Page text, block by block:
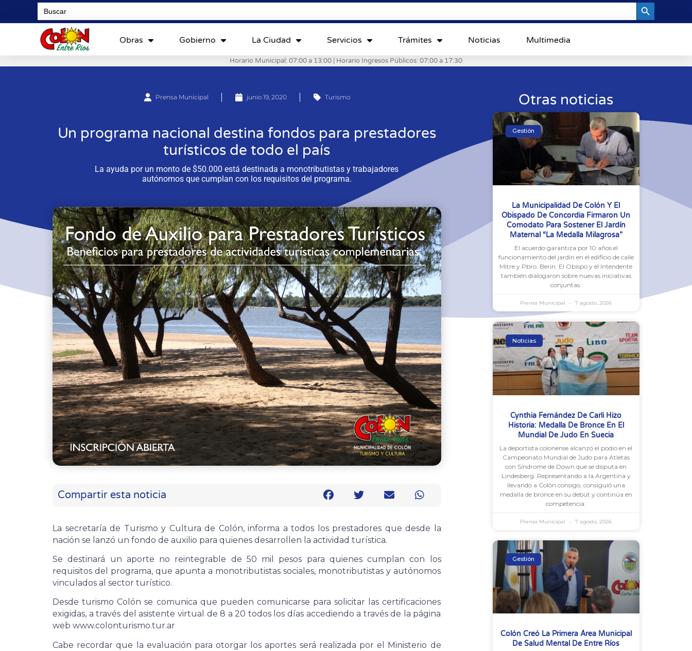
Search
for:
Obras Gobierno La Ciudad Servicios Trámites Noticias Multimedia
Horario Municipal: 07:00 a 13:00 | Horario Ingresos Públicos: 07:00 a 17:30
Prensa Municipal junio 19, 2020 Turismo
Un programa nacional destina fondos para prestadores
turísticos de todo el país
La ayuda por un monto de $50.000 está destinada a monotributistas y trabajadores
autónomos que cumplan con los requisitos del programa.
Compartir esta noticia
La secretaría de Turismo y Cultura de Colón, informa a todos los prestadores que desde la
nación se lanzó un fondo de auxilio para quienes desarrollen la actividad turística.
Se destinará un aporte no reintegrable de 50 mil pesos para quienes cumplan con los
requisitos del programa, que apunta a monotributistas sociales, monotributistas y autónomos
vinculados al sector turístico.
Desde turismo Colón se comunica que pueden comunicarse para solicitar las certificaciones
exigidas, a través del asistente virtual de 8 a 20 todos los días accediendo a través de la página
web www.colonturismo.tur.ar
Cabe recordar que la evaluación para otorgar los aportes será realizada por el Ministerio de
Otras noticias
Gestión
La Municipalidad De Colón Y El
Obispado De Concordia Firmaron Un
Comodato Para Sostener El Jardín
Maternal “La Medalla Milagrosa”
El acuerdo garantiza por 10 años el
funcionamiento del jardín en el edificio de calle
Mitre y Pbro. Berin. El Obispo y el Intendente
también dialogaron sobre nuevas iniciativas
conjuntas.
Prensa Municipal 7 agosto, 2026
Noticias
Cynthia Fernández De Carli Hizo
Historia: Medalla De Bronce En El
Mundial De Judo En Suecia
La deportista colonense alcanzó el podio en el
Campeonato Mundial de Judo para Atletas
con Síndrome de Down que se disputa en
Lindesberg. Representando a la Argentina y
llevando a Colón consigo, consiguió una
medalla de bronce en su debut y continúa en
competencia.
Prensa Municipal 7 agosto, 2026
Gestión
Colón Creó La Primera Área Municipal
De Salud Mental De Entre Ríos